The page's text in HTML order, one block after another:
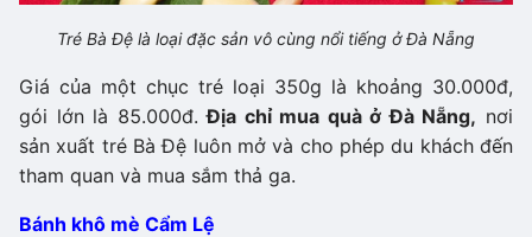
Tré Bà Đệ là loại đặc sản vô cùng nổi tiếng ở Đà Nẵng
Giá của một chục tré loại 350g là khoảng 30.000đ,
gói lớn là 85.000đ.Địa chỉ mua quà ở Đà Nẵng, nơi
sản xuất tré Bà Đệ luôn mở và cho phép du khách đến
tham quan và mua sắm thả ga.
Bánh khô mè Cẩm Lệ